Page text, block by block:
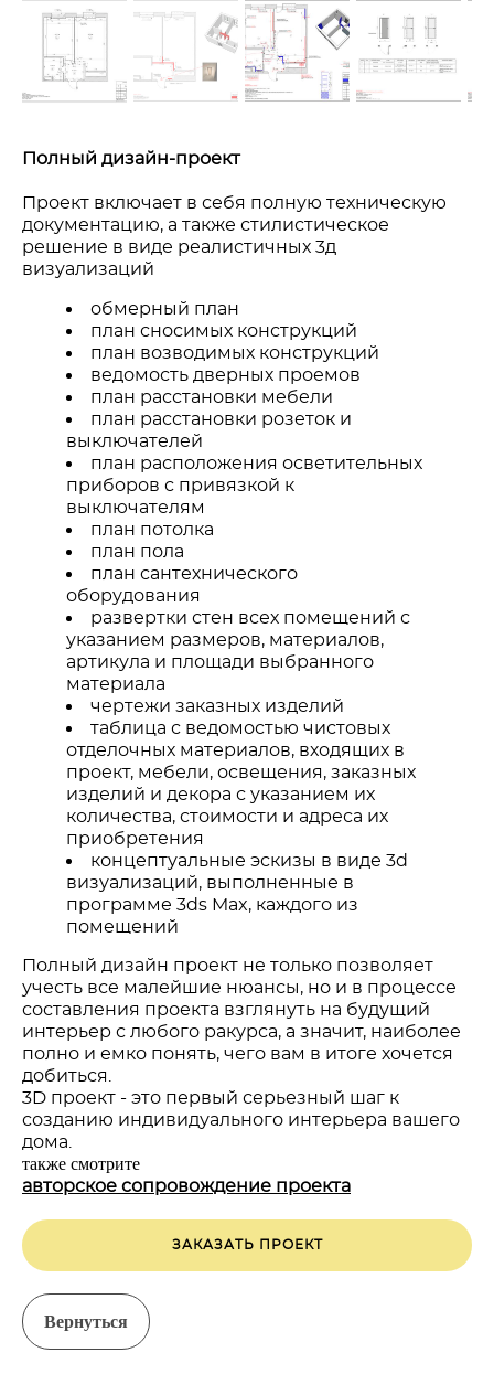
Полный дизайн-проект
Проект включает в себя полную техническую
документацию, а также стилистическое
решение в виде реалистичных 3д
визуализаций
обмерный план
план сносимых конструкций
план возводимых конструкций
ведомость дверных проемов
план расстановки мебели
план расстановки розеток и
выключателей
план расположения осветительных
приборов с привязкой к
выключателям
план потолка
план пола
план сантехнического
оборудования
развертки стен всех помещений с
указанием размеров, материалов,
артикула и площади выбранного
материала
чертежи заказных изделий
таблица с ведомостью чистовых
отделочных материалов, входящих в
проект, мебели, освещения, заказных
изделий и декора с указанием их
количества, стоимости и адреса их
приобретения
концептуальные эскизы в виде 3d
визуализаций, выполненные в
программе 3ds Max, каждого из
помещений
Полный дизайн проект не только позволяет
учесть все малейшие нюансы, но и в процессе
составления проекта взглянуть на будущий
интерьер с любого ракурса, а значит, наиболее
полно и емко понять, чего вам в итоге хочется
добиться.
3D проект - это первый серьезный шаг к
созданию индивидуального интерьера вашего
дома.
также смотрите
авторское сопровождение проекта
ЗАКАЗАТЬ ПРОЕКТ
Вернуться